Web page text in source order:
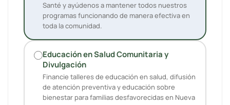
Santé y ayúdenos a mantener todos nuestros
programas funcionando de manera efectiva en
toda la comunidad.
Educación en Salud Comunitaria y
Divulgación
Financie talleres de educación en salud, difusión
de atención preventiva y educación sobre
bienestar para familias desfavorecidas en Nueva